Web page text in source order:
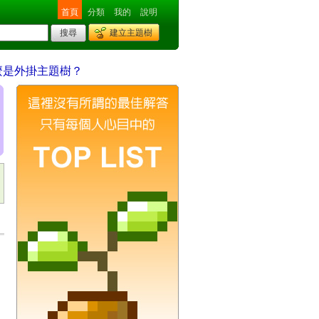
首頁 分類 我的 說明
建立主題樹
外掛主題樹？